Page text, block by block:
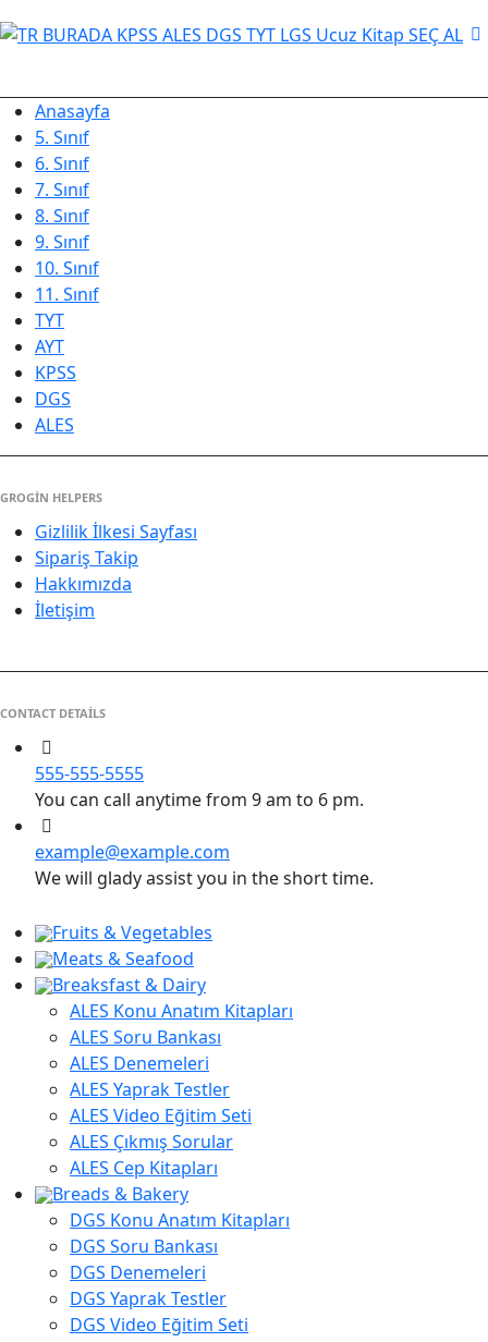
Anasayfa
5. Sınıf
6. Sınıf
7. Sınıf
8. Sınıf
9. Sınıf
10. Sınıf
11. Sınıf
TYT
AYT
KPSS
DGS
ALES
GROGIN HELPERS
Gizlilik İlkesi Sayfası
Sipariş Takip
Hakkımızda
İletişim
CONTACT DETAILS
555-555-5555
You can call anytime from 9 am to 6 pm.
example@example.com
We will glady assist you in the short time.
Fruits & Vegetables
Meats & Seafood
Breaksfast & Dairy
ALES Konu Anatım Kitapları
ALES Soru Bankası
ALES Denemeleri
ALES Yaprak Testler
ALES Video Eğitim Seti
ALES Çıkmış Sorular
ALES Cep Kitapları
Breads & Bakery
DGS Konu Anatım Kitapları
DGS Soru Bankası
DGS Denemeleri
DGS Yaprak Testler
DGS Video Eğitim Seti